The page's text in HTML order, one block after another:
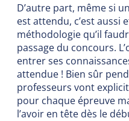
D’autre part, même si
est attendu, c’est aussi
méthodologie qu’il
passage du concours.
entrer ses
attendue ! Bien sûr
professeurs vont
pour chaque épreuve
l’avoir en tête dès le